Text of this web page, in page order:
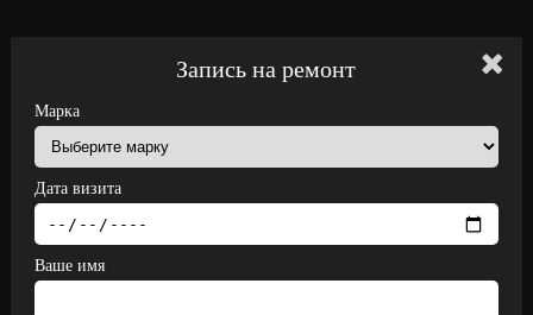
Запись на ремонт
Марка
Дата визита
Ваше имя